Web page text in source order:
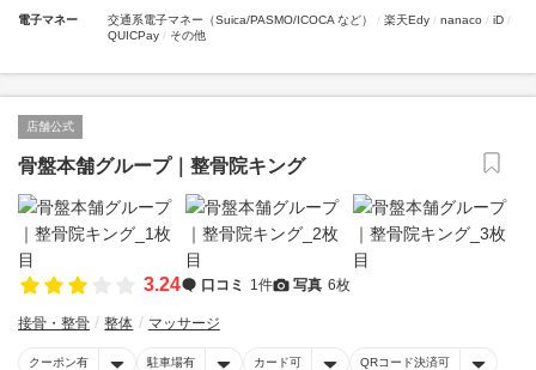
電子マネー 交通系電子マネー（Suica/PASMO/ICOCA など） 楽天Edy nanaco
iD
QUICPay
その他
店舗公式
骨盤本舗グループ｜整骨院キング
3.24 口コミ 1件 写真 6枚
接骨・整骨 整体 マッサージ
クーポン有 駐車場有 カード可 QRコード決済可